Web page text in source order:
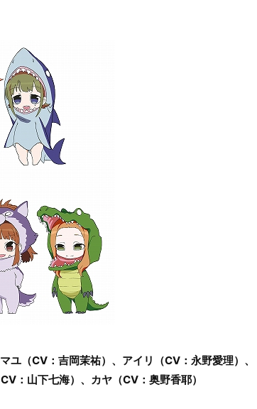
（CV：吉岡茉祐）、アイリ（CV：永野愛理）、
：山下七海）、カヤ（CV：奥野香耶）